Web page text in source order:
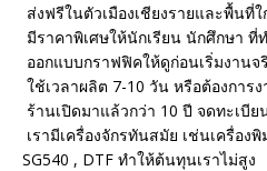
ส่งฟรีในตัวเมืองเชียงรายและพื้นที่ใ
มีราคาพิเศษให้นักเรียน นักศึกษา ที่
ออกแบบกราฟฟิคให้ดูก่อนเริ่มงานจ
ใช้เวลาผลิต 7-10 วัน หรือต้องการง
ร้านเปิดมาแล้วกว่า 10 ปี จดทะเบี
เรามีเครื่องจักรทันสมัย เช่นเครื่อง
SG540 , DTF ทำให้ต้นทุนเราไม่สูง